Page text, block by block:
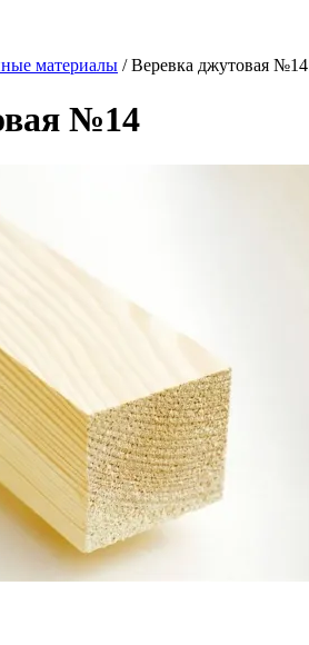
материалы /Веревка джутовая №14
№14